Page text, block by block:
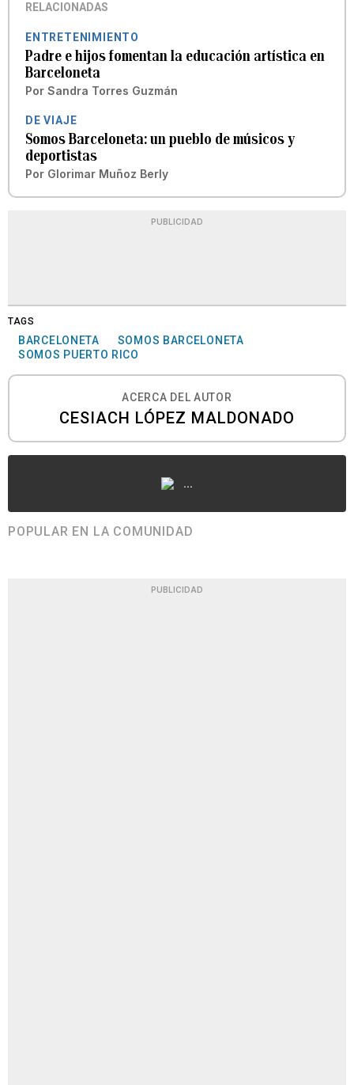
RELACIONADAS
ENTRETENIMIENTO
Padre e hijos fomentan la educación artística en
Barceloneta
Por Sandra Torres Guzmán
DE VIAJE
Somos Barceloneta: un pueblo de músicos y
deportistas
Por Glorimar Muñoz Berly
PUBLICIDAD
TAGS
BARCELONETA
SOMOS BARCELONETA
SOMOS PUERTO RICO
ACERCA DEL AUTOR
CESIACH LÓPEZ MALDONADO
...
POPULAR EN LA COMUNIDAD
PUBLICIDAD